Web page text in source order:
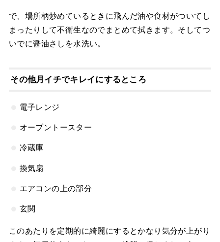
で、場所柄炒めているときに飛んだ油や食材がついてし
まったりして不衛生なのでまとめて拭きます。そしてつ
いでに醤油さしを水洗い。
その他月イチでキレイにするところ
電子レンジ
オーブントースター
冷蔵庫
換気扇
エアコンの上の部分
玄関
このあたりを定期的に綺麗にするとかなり気分が上がり